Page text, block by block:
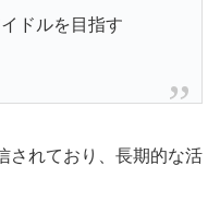
ドルを目指す
されており、長期的な活